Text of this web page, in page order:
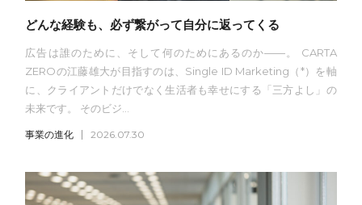
どんな経験も、必ず繋がって自分に返ってくる
広告は誰のために、そして何のためにあるのか——。 CARTA
ZEROの江藤雄大が目指すのは、Single ID Marketing（*）を軸
に、クライアントだけでなく生活者も幸せにする「三方よし」の
未来です。 そのビジ...
事業の進化 2026.07.30